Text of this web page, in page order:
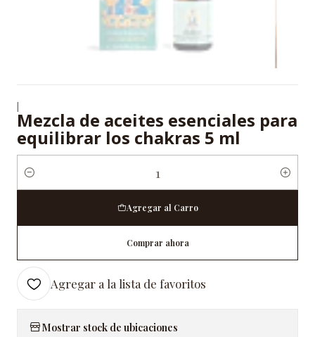
|
Mezcla de aceites esenciales para
equilibrar los chakras 5 ml
Cantidad
Agregar al Carro
Comprar ahora
Agregar a la lista de favoritos
Mostrar stock de ubicaciones